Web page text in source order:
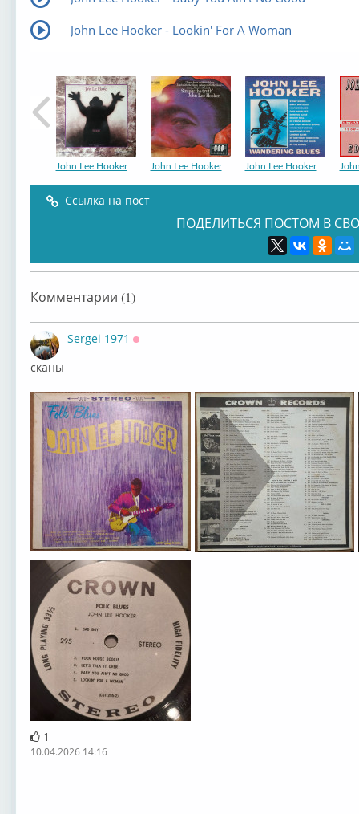
John Lee Hooker - Lookin' For A Woman
John Lee Hooker John Lee Hooker John Lee Hooker
John Lee Hooker John Lee Hooker John Lee Hooker
John Lee Hooker John Lee Hooker
Ссылка на пост
ПОДЕЛИТЬСЯ ПОСТОМ В
Комментарии (1)
Sergei 1971
сканы
1
10.04.2026 14:16